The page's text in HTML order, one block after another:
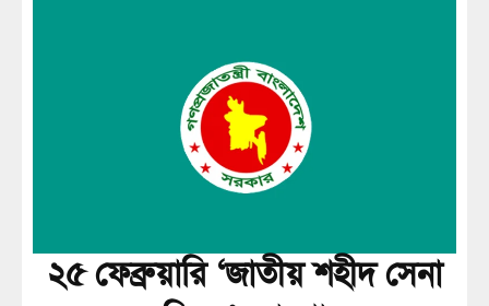
২৫ ফেব্রুয়ারি ‘জাতীয় শহীদ সেনা